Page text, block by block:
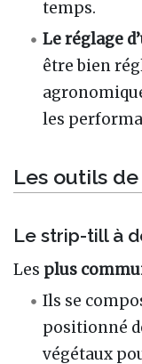
temps.
Le réglage
être bien
les
Les outils
Le strip-till à
Les plus
Ils se
positionné
végétaux